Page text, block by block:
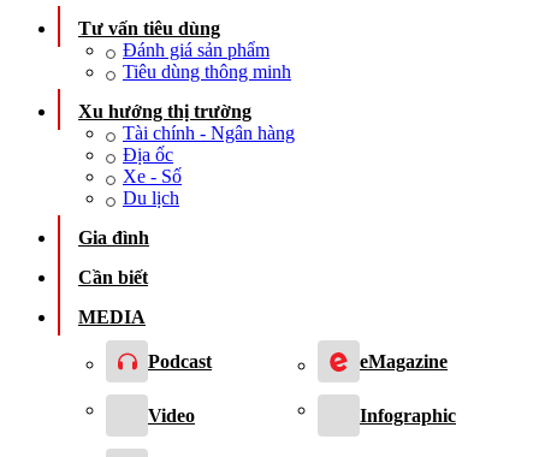
Tư vấn tiêu dùng
Đánh giá sản phẩm
Tiêu dùng thông minh
Xu hướng thị trường
Tài chính - Ngân hàng
Địa ốc
Xe - Số
Du lịch
Gia đình
Cần biết
MEDIA
Podcast eMagazine
Video Infographic